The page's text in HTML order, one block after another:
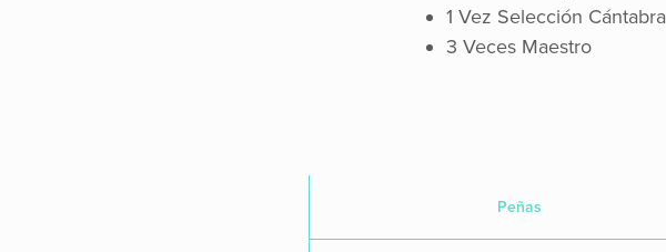
1 Vez Selección Cántabra
3 Veces Maestro
Peñas